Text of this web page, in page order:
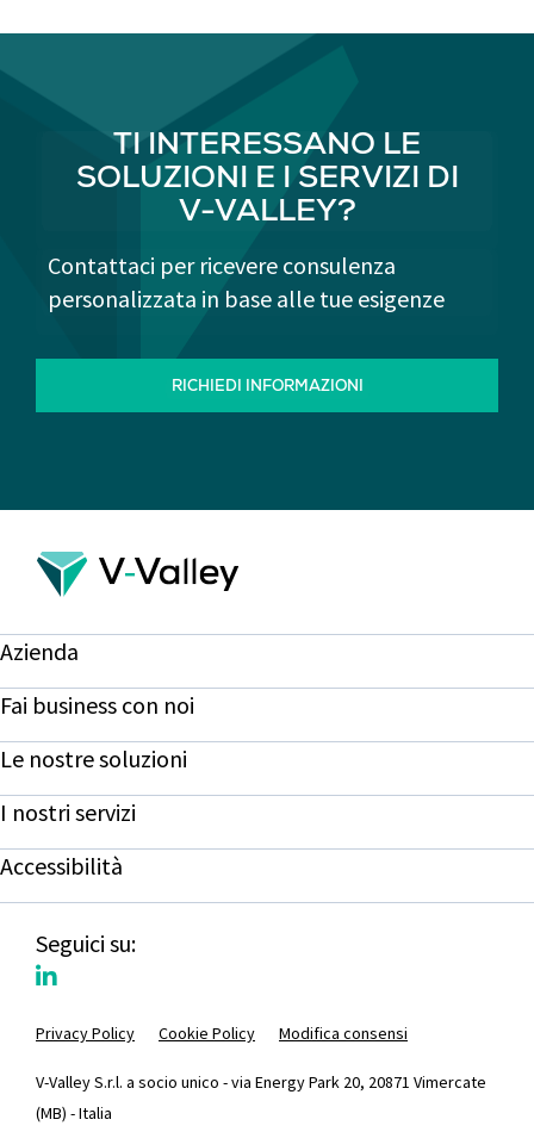
TI INTERESSANO LE
SOLUZIONI E I SERVIZI DI
V-VALLEY?
Contattaci per ricevere consulenza
personalizzata in base alle tue esigenze
RICHIEDI INFORMAZIONI
Azienda
Fai business con noi
Le nostre soluzioni
I nostri servizi
Accessibilità
Seguici su:
V-Valley S.r.l. a socio unico - via Energy Park 20, 20871 Vimercate
(MB) - Italia
Privacy Policy Cookie Policy Modifica consensi